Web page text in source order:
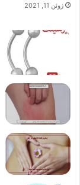
ژوئن 11, 2021